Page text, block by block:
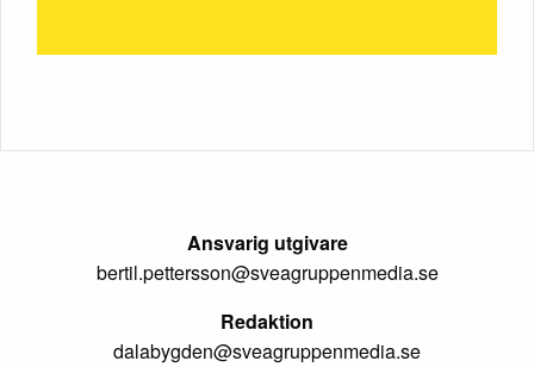
Ansvarig utgivare
bertil.pettersson@sveagruppenmedia.se
Redaktion
dalabygden@sveagruppenmedia.se